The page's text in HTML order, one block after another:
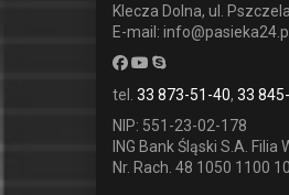
Klecza Dolna, ul.
E-mail: info@pasieka24.pl
tel. 33 873-51-40, 33
NIP: 551-23-02-178
ING Bank Śląski S.A. Filia
Nr. Rach. 48 1050 1100